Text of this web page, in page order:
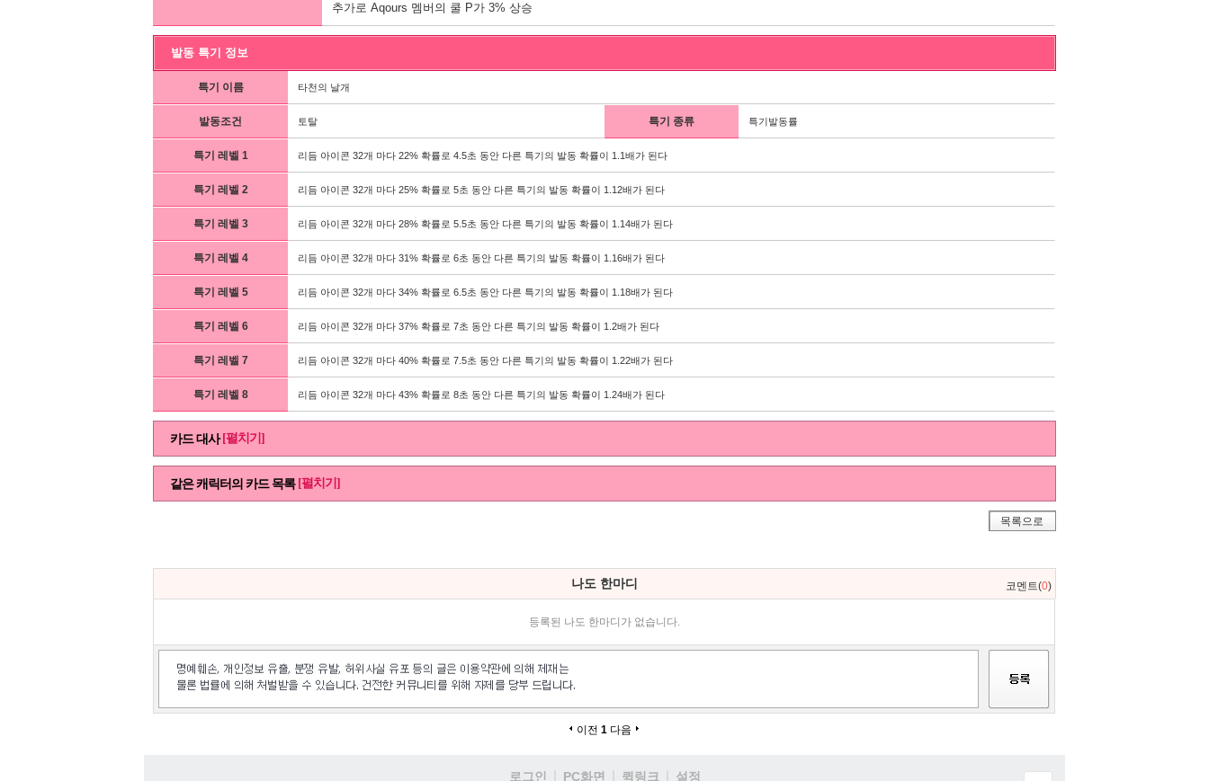
추가로 Aqours 멤버의 쿨 P가 3% 상승
발동 특기 정보
특기 이름 타천의 날개
발동조건 토탈 특기 종류 특기발동률
특기 레벨 1 리듬 아이콘 32개 마다 22% 확률로 4.5초 동안 다른 특기의 발동 확률이 1.1배가 된다
특기 레벨 2 리듬 아이콘 32개 마다 25% 확률로 5초 동안 다른 특기의 발동 확률이 1.12배가 된다
특기 레벨 3 리듬 아이콘 32개 마다 28% 확률로 5.5초 동안 다른 특기의 발동 확률이 1.14배가 된다
특기 레벨 4 리듬 아이콘 32개 마다 31% 확률로 6초 동안 다른 특기의 발동 확률이 1.16배가 된다
특기 레벨 5 리듬 아이콘 32개 마다 34% 확률로 6.5초 동안 다른 특기의 발동 확률이 1.18배가 된다
특기 레벨 6 리듬 아이콘 32개 마다 37% 확률로 7초 동안 다른 특기의 발동 확률이 1.2배가 된다
특기 레벨 7 리듬 아이콘 32개 마다 40% 확률로 7.5초 동안 다른 특기의 발동 확률이 1.22배가 된다
특기 레벨 8 리듬 아이콘 32개 마다 43% 확률로 8초 동안 다른 특기의 발동 확률이 1.24배가 된다
카드 대사 [펼치기]
같은 캐릭터의 카드 목록 [펼치기]
목록으로
나도 한마디 코멘트(0)
등록된 나도 한마디가 없습니다.
이전 1 다음
로그인 PC화면 퀵링크 설정